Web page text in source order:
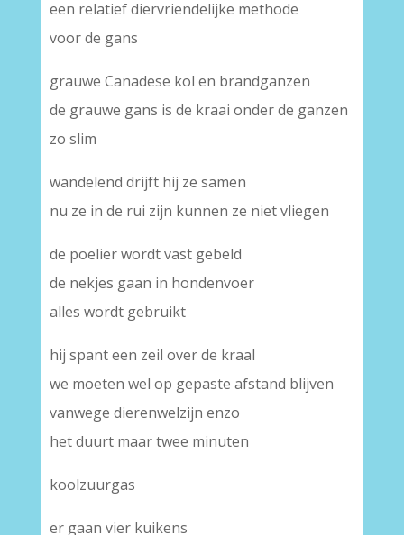
een relatief diervriendelijke methode
voor de gans
grauwe Canadese kol en brandganzen
de grauwe gans is de kraai onder de ganzen
zo slim
wandelend drijft hij ze samen
nu ze in de rui zijn kunnen ze niet vliegen
de poelier wordt vast gebeld
de nekjes gaan in hondenvoer
alles wordt gebruikt
hij spant een zeil over de kraal
we moeten wel op gepaste afstand blijven
vanwege dierenwelzijn enzo
het duurt maar twee minuten
koolzuurgas
er gaan vier kuikens